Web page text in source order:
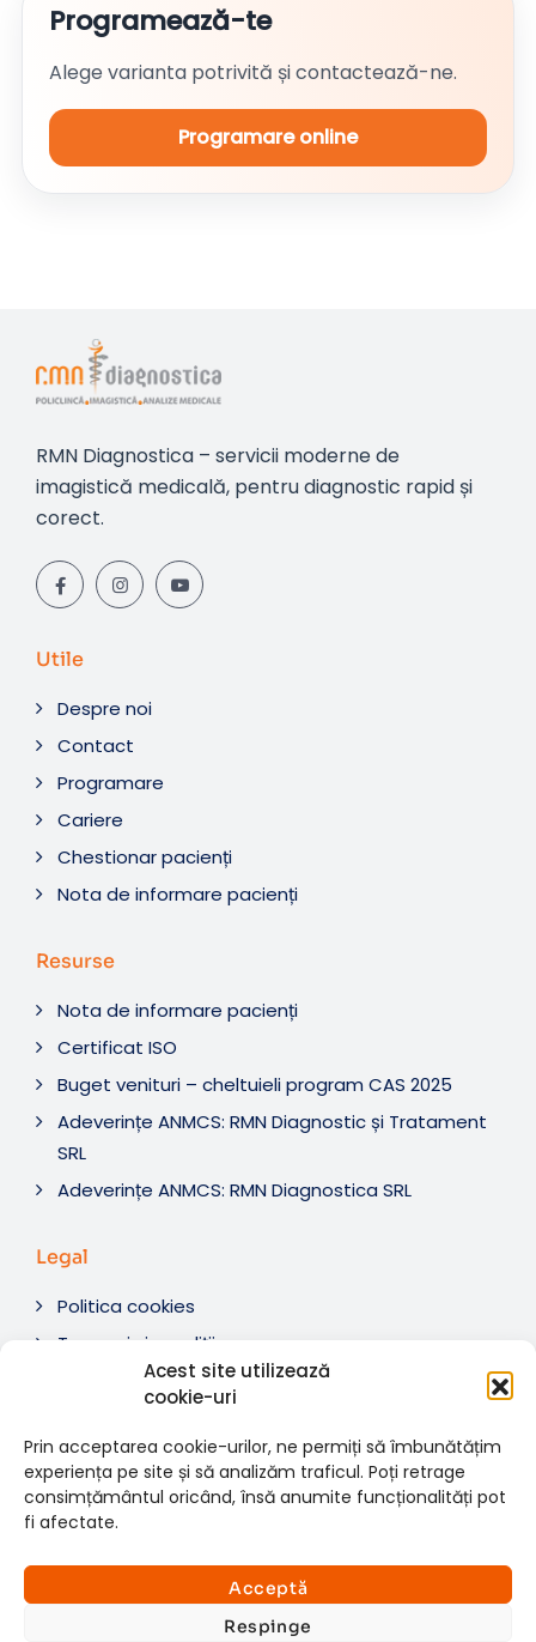
Acest site utilizează
cookie-uri
Prin acceptarea cookie-urilor, ne permiți să îmbunătățim
experiența pe site și să analizăm traficul. Poți retrage
consimțământul oricând, însă anumite funcționalități pot
fi afectate.
Acceptă
Respinge
Programează-te
Alege varianta potrivită și contactează-ne.
Programare online
RMN Diagnostica – servicii moderne de
imagistică medicală, pentru diagnostic rapid și
corect.
Utile
Despre noi
Contact
Programare
Cariere
Chestionar pacienți
Nota de informare pacienți
Resurse
Nota de informare pacienți
Certificat ISO
Buget venituri – cheltuieli program CAS 2025
Adeverințe ANMCS: RMN Diagnostic și Tratament
SRL
Adeverințe ANMCS: RMN Diagnostica SRL
Legal
Politica cookies
Termeni si condiții
Soluționare litigii
rezervate.
Website dezvoltat de:www.t-web.ro
×
Consultații si investigații